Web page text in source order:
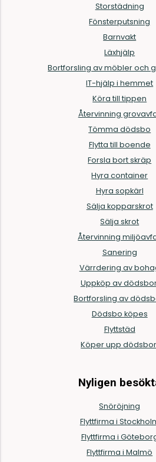
Storstädning
Fönsterputsning
Barnvakt
Läxhjälp
Bortforsling av möbler och
IT-hjälp i hemmet
Köra till tippen
Återvinning
Tömma dödsbo
Flytta till boende
Forsla bort skräp
Hyra container
Hyra sopkärl
Sälja kopparskrot
Sälja skrot
Återvinning
Sanering
Värrdering av
Uppköp av
Bortforsling av
Dödsbo köpes
Flyttstäd
Köper upp
Nyligen
Snöröjning
Flyttfirma i
Flyttfirma i
Flyttfirma i Malmö